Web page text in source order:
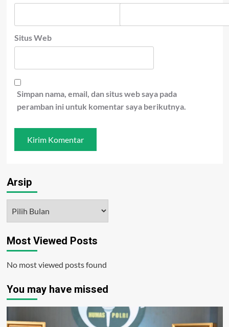
Situs Web
Simpan nama, email, dan situs web saya pada
peramban ini untuk komentar saya berikutnya.
Arsip
Most Viewed Posts
No most viewed posts found
You may have missed